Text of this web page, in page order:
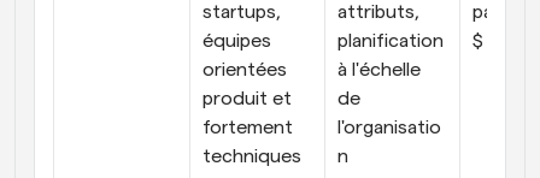
startups,
équipes
orientées
produit et
fortement
techniques
attributs,
planification
à l'échelle
de
l'organisatio
n
partir
$ par